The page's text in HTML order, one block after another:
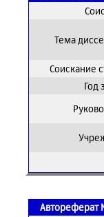
Тема
Соискание
Год
Автореферат